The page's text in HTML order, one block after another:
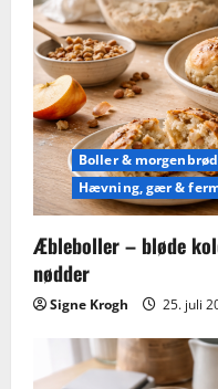
Boller & morgenbrød
Hævning, gær &
Æbleboller – bløde
nødder
Signe Krogh 25. juli